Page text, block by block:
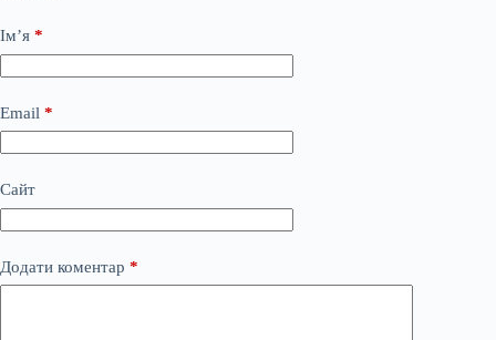
Ім’я *
Email *
Сайт
Додати коментар *